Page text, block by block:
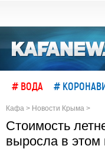
# ВОДА #
Кафа > Новости Крыма >
Стоимость
выросла в этом